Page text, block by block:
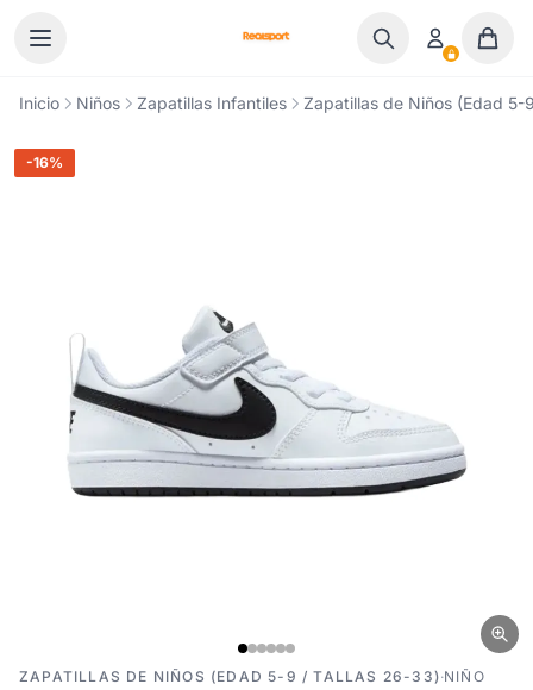
Inicio Niños Zapatillas Infantiles Zapatillas de Niños (Edad
-16%
ZAPATILLAS DE NIÑOS (EDAD 5-9 / TALLAS 26-33)·NIÑO